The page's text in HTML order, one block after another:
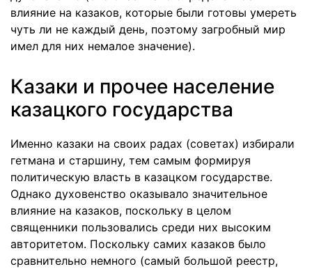
влияние на казаков, которые были готовы умереть
чуть ли не каждый день, поэтому загробный мир
имел для них немалое значение).
Казаки и прочее население
казацкого государства
Именно казаки на своих радах (советах) избирали
гетмана и старшину, тем самым формируя
политическую власть в казацком государстве.
Однако духовенство оказывало значительное
влияние на казаков, поскольку в целом
священники пользовались среди них высоким
авторитетом. Поскольку самих казаков было
сравнительно немного (самый большой реестр,